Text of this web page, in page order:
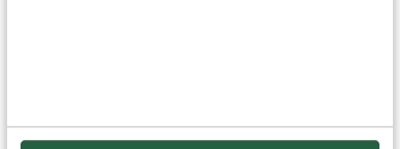
Neem contact op
nodig?